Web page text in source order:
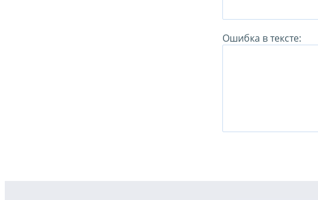
Ошибка в тексте: